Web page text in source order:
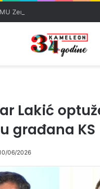
Lakić
građana KS
06/2026